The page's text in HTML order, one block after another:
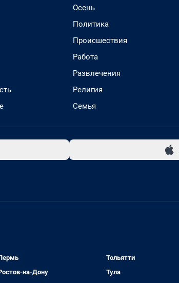
Осень
Политика
Происшествия
Работа
Развлечения
Религия
Семья
на-Дону
Тольятти
Тула